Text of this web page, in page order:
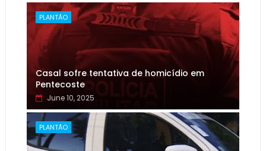
PLANTÃO
Casal sofre tentativa de homicídio em
Pentecoste
June 10, 2025
PLANTÃO